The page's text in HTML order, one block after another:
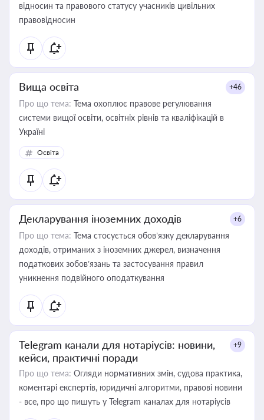
відносин та правового статусу учасників цивільних
правовідносин
Вища освіта +46
Про що тема: Тема охоплює правове регулювання
системи вищої освіти, освітніх рівнів та кваліфікацій в
Україні
Освіта
Декларування іноземних доходів +6
Про що тема: Тема стосується обов’язку декларування
доходів, отриманих з іноземних джерел, визначення
податкових зобов’язань та застосування правил
уникнення подвійного оподаткування
Telegram канали для нотаріусів: новини,
кейси, практичні поради
+9
Про що тема: Огляди нормативних змін, судова практика,
коментарі експертів, юридичні алгоритми, правові новини
- все, про що пишуть у Telegram каналах для нотаріусів